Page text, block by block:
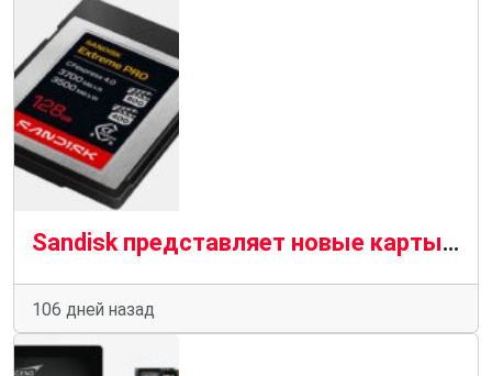
Sandisk представляет новые карты памяти Extreme PRO
106 дней назад